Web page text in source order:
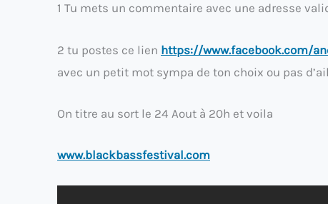
1 Tu mets un commentaire avec une adresse
2 tu postes ce lien https://www.facebook.com/
avec un petit mot sympa de ton choix ou pas
On titre au sort le 24 Aout à 20h et voila
www.blackbassfestival.com